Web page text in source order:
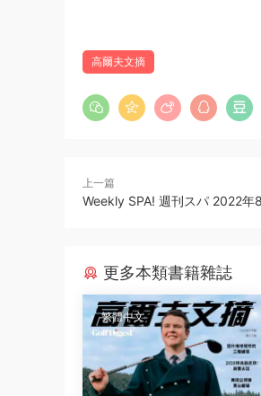
高爾夫文摘
上一篇
Weekly SPA! 週刊スパ 2022年
更多本類書籍雜誌
繁體中文